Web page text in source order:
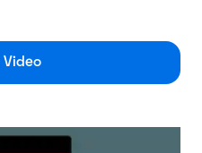
Video